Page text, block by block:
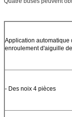
Application automatique
enroulement d'aiguille
- Des noix 4 pièces